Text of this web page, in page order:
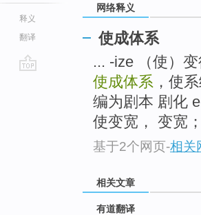
释义
翻译
网络释义
使成体系
... -ize （使）
使成体系 ，使
编为剧本 剧化
使变宽， 变宽
基于2个网页-相关
相关文章
有道翻译